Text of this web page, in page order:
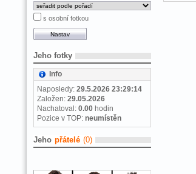
s osobní fotkou
Jeho fotky
Info
Naposledy: 29.5.2026 23:29:14
Založen: 29.05.2026
Nachatoval: 0.00 hodin
Pozice v TOP: neumístěn
Jeho přátelé (0)